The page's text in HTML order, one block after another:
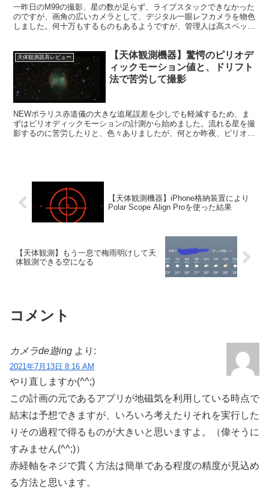
一昨日のM99の撮影、星の数が足らず、ライブスタックできなかった
のですが、画角の広いカメラとして、デジタル一眼レフカメラを物色
しました。何十万もするものもあるようですが、管理人は高スペック
天体観測器具レビュー
【天体観測機器】驚愕のピリオデ
ィックモーション値と、ドリフト
法で苦労して撮影
NEWポラリス赤道儀の大きな追尾誤差を少しでも軽減するため、ま
ずはピリオディックモーションの計測から始めました。流れる星を撮
影するのに苦労したりと、色々ありましたが、何とか昨夜、ピリオデ
【天体観測機器】iPhone格納装置により
Polar Scope Align Proを使った結果
【天体観測】もう一息で梅雨明けして天
体観測できる空になる
コメント
カメラde遊ing より:
2021年7月13日 8:16 AM
やり直しますか(^^;)
この計画の元であるアプリが地磁気を利用している時点で
結末は予想できますが、いろいろ考えたりそれを実行した
りその過程で得るものが大きいと思いますよ。（偉そうに
すみません(^^;)）
赤経軸をネジで貫く方法は簡単である程度の精度が見込め
る方法と思います。